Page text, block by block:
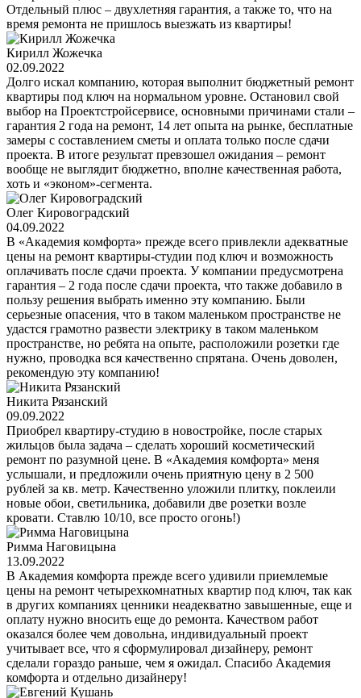
Отдельный плюс – двухлетняя гарантия, а также то, что на
время ремонта не пришлось выезжать из квартиры!
Кирилл Жожечка
02.09.2022
Долго искал компанию, которая выполнит бюджетный ремонт
квартиры под ключ на нормальном уровне. Остановил свой
выбор на Проектстройсервисе, основными причинами стали –
гарантия 2 года на ремонт, 14 лет опыта на рынке, бесплатные
замеры с составлением сметы и оплата только после сдачи
проекта. В итоге результат превзошел ожидания – ремонт
вообще не выглядит бюджетно, вполне качественная работа,
хоть и «эконом»-сегмента.
Олег Кировоградский
04.09.2022
В «Академия комфорта» прежде всего привлекли адекватные
цены на ремонт квартиры-студии под ключ и возможность
оплачивать после сдачи проекта. У компании предусмотрена
гарантия – 2 года после сдачи проекта, что также добавило в
пользу решения выбрать именно эту компанию. Были
серьезные опасения, что в таком маленьком пространстве не
удастся грамотно развести электрику в таком маленьком
пространстве, но ребята на опыте, расположили розетки где
нужно, проводка вся качественно спрятана. Очень доволен,
рекомендую эту компанию!
Никита Рязанский
09.09.2022
Приобрел квартиру-студию в новостройке, после старых
жильцов была задача – сделать хороший косметический
ремонт по разумной цене. В «Академия комфорта» меня
услышали, и предложили очень приятную цену в 2 500
рублей за кв. метр. Качественно уложили плитку, поклеили
новые обои, светильника, добавили две розетки возле
кровати. Ставлю 10/10, все просто огонь!)
Римма Наговицына
13.09.2022
В Академия комфорта прежде всего удивили приемлемые
цены на ремонт четырехкомнатных квартир под ключ, так как
в других компаниях ценники неадекватно завышенные, еще и
оплату нужно вносить еще до ремонта. Качеством работ
оказался более чем довольна, индивидуальный проект
учитывает все, что я сформулировал дизайнеру, ремонт
сделали гораздо раньше, чем я ожидал. Спасибо Академия
комфорта и отдельно дизайнеру!